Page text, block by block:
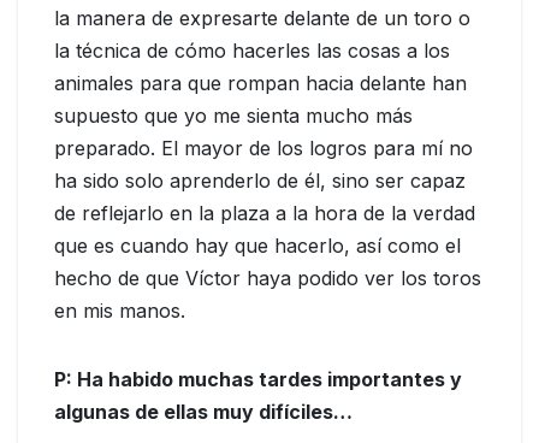
la manera de expresarte delante de un toro o
la técnica de cómo hacerles las cosas a los
animales para que rompan hacia delante han
supuesto que yo me sienta mucho más
preparado. El mayor de los logros para mí no
ha sido solo aprenderlo de él, sino ser capaz
de reflejarlo en la plaza a la hora de la verdad
que es cuando hay que hacerlo, así como el
hecho de que Víctor haya podido ver los toros
en mis manos.
P: Ha habido muchas tardes importantes y
algunas de ellas muy difíciles…